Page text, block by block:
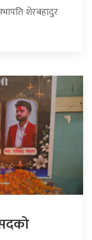
शेरबहादुर